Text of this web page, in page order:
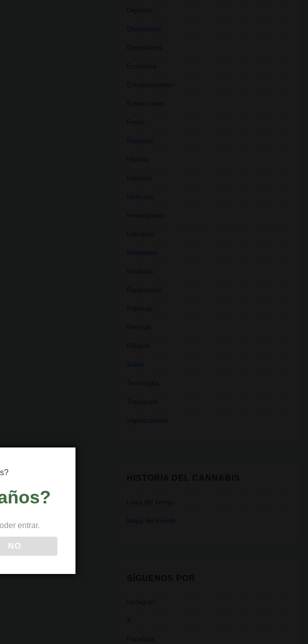
Deportes
Dispensario
Dispositivos
Economía
Entretenimiento
Extracciones
Ferias
Finanzas
Historia
Industria
Institutos
Investigación
Literatura
Materiales
Medicina
Parafernalia
Políticas
Recetas
Religión
Salud
Tecnología
Transporte
Vaporizadores
Linea del tiempo
Mapa del mundo
Instagram
X
Facebook
entrar.
NO